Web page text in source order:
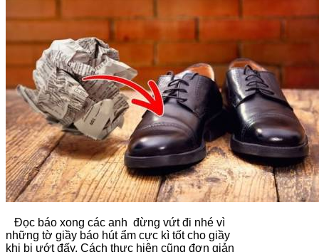
Đọc báo xong các anh đừng vứt đi nhé vì
những tờ giầy báo hút ẩm cực kì tốt cho giầy
khi bị ướt đấy. Cách thực hiện cũng đơn giản